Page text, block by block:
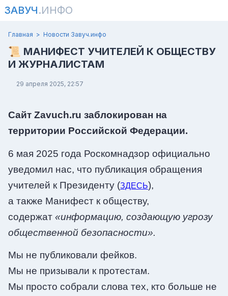
ЗАВУЧ.ИНФО
Главная Новости Завуч.инфо
📜 МАНИФЕСТ УЧИТЕЛЕЙ К ОБЩЕСТВУ
И ЖУРНАЛИСТАМ
29 апреля 2025, 22:57
Сайт Zavuch.ru заблокирован на
территории Российской Федерации.
6 мая 2025 года Роскомнадзор официально
уведомил нас, что публикация обращения
учителей к Президенту (ЗДЕСЬ),
а также Манифест к обществу,
содержат «информацию, создающую угрозу
общественной безопасности».
Мы не публиковали фейков.
Мы не призывали к протестам.
Мы просто собрали слова тех, кто больше не